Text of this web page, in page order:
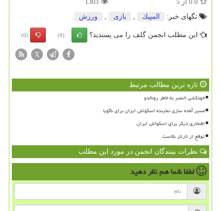
0.0 از 5
1303
تگهای خبر:
المپیك بازی ورزش
این مطلب انجمن گلف را می پسندید؟ (0)
(0)
X
تازه ترین مطالب مرتبط
خودکشی النصر به خاطر رونالدو
مسیر آماده سازی نماینده اسکواش ایران برای ناگویا
افتخاری دیگر برای اسکواش ایران
توقع از تارتار بالاست
نظرات بینندگان انجمن در مورد این مطلب
لطفا شما همنظر دهید